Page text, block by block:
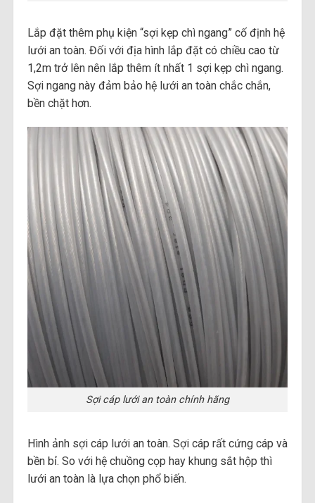
Lắp đặt thêm phụ kiện “sợi kẹp chì ngang” cố định hệ
lưới an toàn. Đối với địa hình lắp đặt có chiều cao từ
1,2m trở lên nên lắp thêm ít nhất 1 sợi kẹp chì ngang.
Sợi ngang này đảm bảo hệ lưới an toàn chắc chắn,
bền chặt hơn.
Sợi cáp lưới an toàn chính hãng
Hình ảnh sợi cáp lưới an toàn. Sợi cáp rất cứng cáp và
bền bỉ. So với hệ chuồng cọp hay khung sắt hộp thì
lưới an toàn là lựa chọn phổ biến.